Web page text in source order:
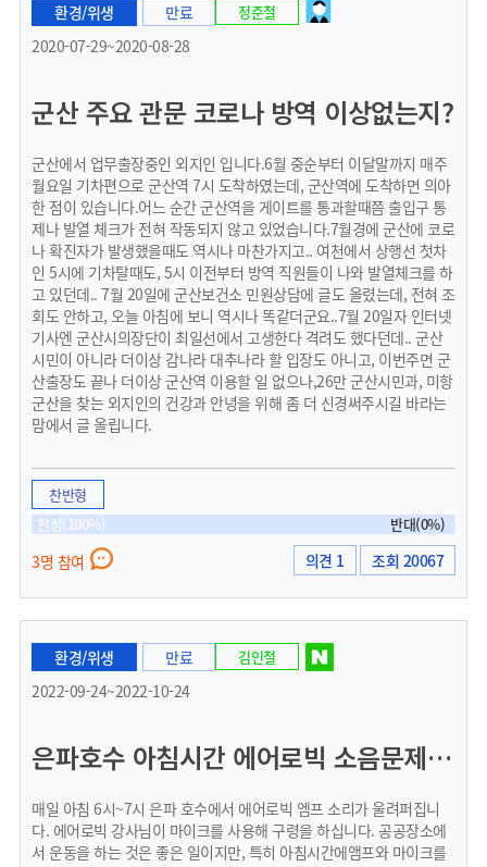
환경/위생
만료
2020-07-29~2020-08-28
정준철
군산 주요 관문 코로나 방역 이상없는지?
군산에서 업무출장중인 외지인 입니다.6월 중순부터 이달말까지 매주
월요일 기차편으로 군산역 7시 도착하였는데, 군산역에 도착하면 의아
한 점이 있습니다.어느 순간 군산역을 게이트를 통과할때쯤 출입구 통
제나 발열 체크가 전혀 작동되지 않고 있었습니다.7월경에 군산에 코로
나 확진자가 발생했을때도 역시나 마찬가지고.. 여천에서 상행선 첫차
인 5시에 기차탈때도, 5시 이전부터 방역 직원들이 나와 발열체크를 하
고 있던데.. 7월 20일에 군산보건소 민원상담에 글도 올렸는데, 전혀 조
회도 안하고, 오늘 아침에 보니 역시나 똑같더군요..7월 20일자 인터넷
기사엔 군산시의장단이 최일선에서 고생한다 격려도 했다던데.. 군산
시민이 아니라 더이상 감나라 대추나라 할 입장도 아니고, 이번주면 군
산출장도 끝나 더이상 군산역 이용할 일 없으나,26만 군산시민과, 미항
군산을 찾는 외지인의 건강과 안녕을 위해 좀 더 신경써주시길 바라는
맘에서 글 올립니다.
찬반형
찬성(100%)
반대(0%)
3명 참여 의견 1 조회 20067
환경/위생
만료
2022-09-24~2022-10-24
김인철
은파호수 아침시간 에어로빅 소음문제 해결을 위한 논의.
매일 아침 6시~7시 은파 호수에서 에어로빅 엠프 소리가 울려퍼집니
다. 에어로빅 강사님이 마이크를 사용해 구령을 하십니다. 공공장소에
서 운동을 하는 것은 좋은 일이지만, 특히 아침시간에앰프와 마이크를